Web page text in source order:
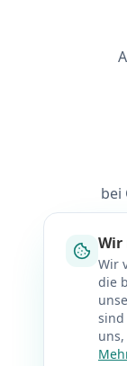
bei
Wir
Wir
die
sind